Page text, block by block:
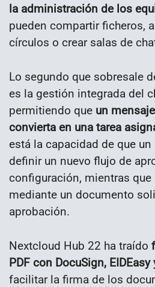
la administración de los
pueden compartir ficheros,
círculos o crear salas de
Lo segundo que sobresale
es la gestión integrada del
permitiendo que un
convierta en una tarea
está la capacidad de que
definir un nuevo flujo de
configuración, mientras
mediante un documento
aprobación.
Nextcloud Hub 22 ha traído
PDF con DocuSign,
facilitar la firma de los